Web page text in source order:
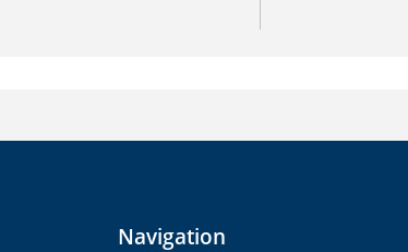
Navigation